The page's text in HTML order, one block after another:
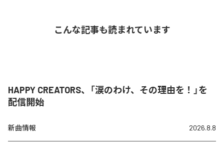
こんな記事も読まれています
HAPPY CREATORS、「涙のわけ、その理由を！」を
配信開始
新曲情報 2026.8.8